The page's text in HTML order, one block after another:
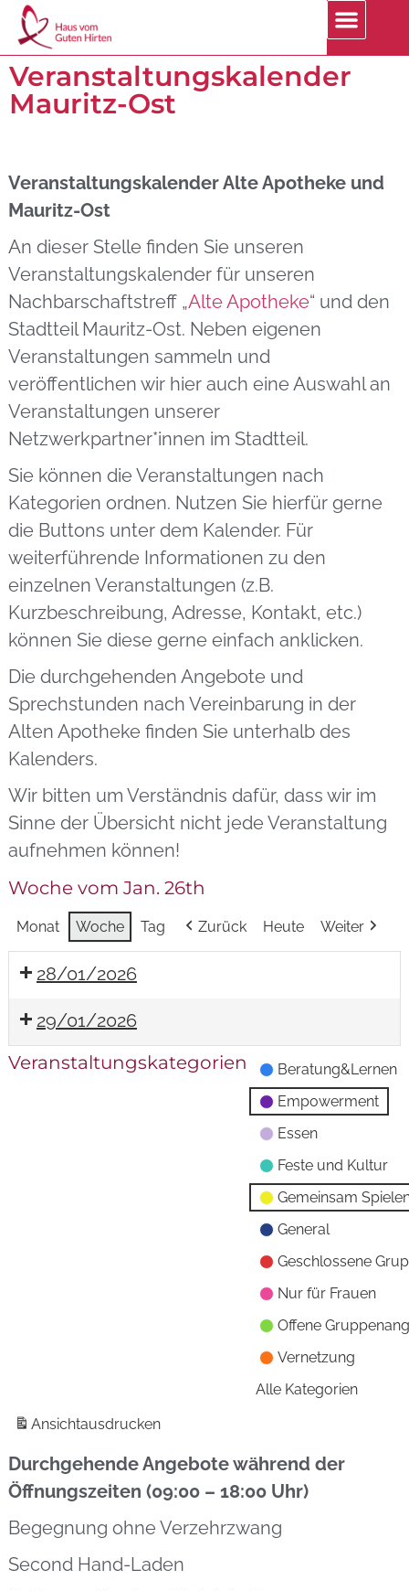
Veranstaltungskalender
Mauritz-Ost
Veranstaltungskalender Alte Apotheke und
Mauritz-Ost
An dieser Stelle finden Sie unseren
Veranstaltungskalender für unseren
Nachbarschaftstreff „Alte Apotheke“ und den
Stadtteil Mauritz-Ost. Neben eigenen
Veranstaltungen sammeln und
veröffentlichen wir hier auch eine Auswahl an
Veranstaltungen unserer
Netzwerkpartner*innen im Stadtteil.
Sie können die Veranstaltungen nach
Kategorien ordnen. Nutzen Sie hierfür gerne
die Buttons unter dem Kalender. Für
weiterführende Informationen zu den
einzelnen Veranstaltungen (z.B.
Kurzbeschreibung, Adresse, Kontakt, etc.)
können Sie diese gerne einfach anklicken.
Die durchgehenden Angebote und
Sprechstunden nach Vereinbarung in der
Alten Apotheke finden Sie unterhalb des
Kalenders.
Wir bitten um Verständnis dafür, dass wir im
Sinne der Übersicht nicht jede Veranstaltung
aufnehmen können!
Woche vom Jan. 26th
Monat Woche Tag Zurück Heute Weiter
28/01/2026
29/01/2026
Veranstaltungskategorien
Beratung&Lernen
Empowerment
Essen
Feste und Kultur
Gemeinsam
General
Geschlossene
Nur für Frauen
Offene
Vernetzung
Alle Kategorien
Ansichtausdrucken
Durchgehende Angebote während der
Öffnungszeiten (09:00 – 18:00 Uhr)
Begegnung ohne Verzehrzwang
Second Hand-Laden